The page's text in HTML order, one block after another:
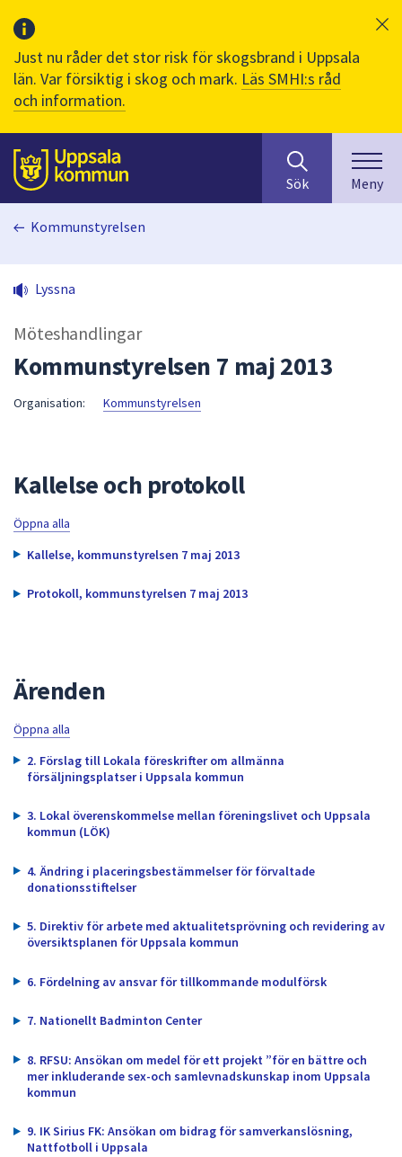
Just nu råder det stor risk för skogsbrand i Uppsala
län. Var försiktig i skog och mark. Läs SMHI:s råd
och information.
Till sidans
huvudinnehåll
efter
innehåll
på
sökfältet
kommer
något
dem.
Sök Meny
Kommunstyrelsen
Lyssna
Möteshandlingar
Kommunstyrelsen 7 maj 2013
Organisation: Kommunstyrelsen
Kallelse och protokoll
Öppna alla
Kallelse, kommunstyrelsen 7 maj 2013
Protokoll, kommunstyrelsen 7 maj 2013
Ärenden
Öppna alla
2. Förslag till Lokala föreskrifter om allmänna
försäljningsplatser i Uppsala kommun
3. Lokal överenskommelse mellan föreningslivet och Uppsala
kommun (LÖK)
4. Ändring i placeringsbestämmelser för förvaltade
donationsstiftelser
5. Direktiv för arbete med aktualitetsprövning och revidering av
översiktsplanen för Uppsala kommun
6. Fördelning av ansvar för tillkommande modulförsk
7. Nationellt Badminton Center
8. RFSU: Ansökan om medel för ett projekt ”för en bättre och
mer inkluderande sex-och samlevnadskunskap inom Uppsala
kommun
9. IK Sirius FK: Ansökan om bidrag för samverkanslösning,
Nattfotboll i Uppsala